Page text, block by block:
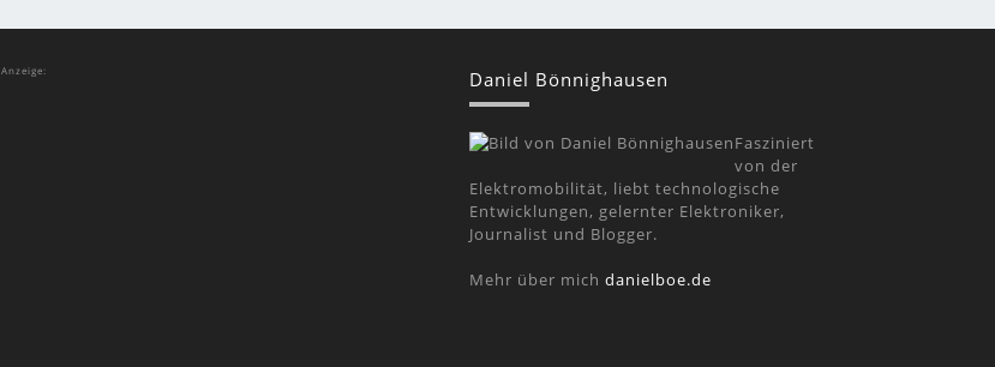
Anzeige: Daniel Bönnighausen
Fasziniert
von der
Elektromobilität, liebt technologische
Entwicklungen, gelernter Elektroniker,
Journalist und Blogger.
Mehr über mich danielboe.de